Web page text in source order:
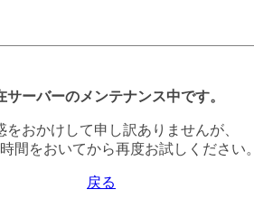
サーバーのメンテナンス中です。
をおかけして申し訳ありませんが、
間をおいてから再度お試しください。
戻る